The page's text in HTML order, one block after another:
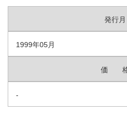
発行月
1999年05月
価
-